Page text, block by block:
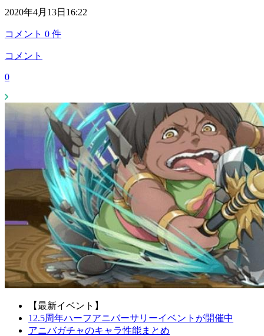
2020年4月13日16:22
コメント 0 件
コメント
0
【最新イベント】
12.5周年ハーフアニバーサリーイベントが開催中
アニバガチャのキャラ性能まとめ